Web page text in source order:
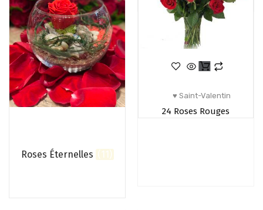
Roses Éternelles (11)
♥ Saint-Valentin
24 Roses Rouges